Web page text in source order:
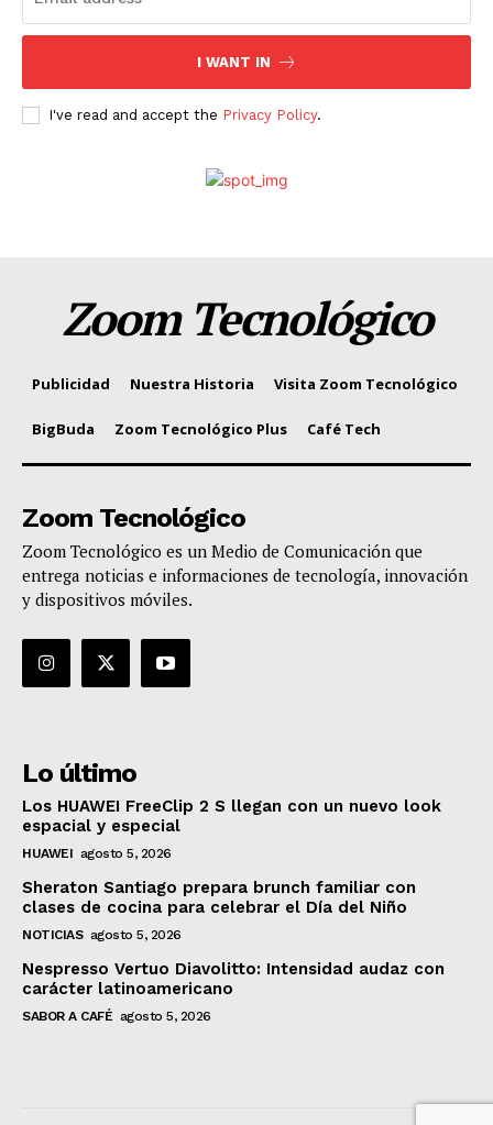
I WANT IN
I've read and accept the Privacy Policy.
Zoom Tecnológico
Publicidad Nuestra Historia Visita Zoom Tecnológico
BigBuda Zoom Tecnológico Plus Café Tech
Zoom Tecnológico
Zoom Tecnológico es un Medio de Comunicación que
entrega noticias e informaciones de tecnología, innovación
y dispositivos móviles.
Lo último
Los HUAWEI FreeClip 2 S llegan con un nuevo look
espacial y especial
HUAWEI agosto 5, 2026
Sheraton Santiago prepara brunch familiar con
clases de cocina para celebrar el Día del Niño
NOTICIAS agosto 5, 2026
Nespresso Vertuo Diavolitto: Intensidad audaz con
carácter latinoamericano
SABOR A CAFÉ agosto 5, 2026